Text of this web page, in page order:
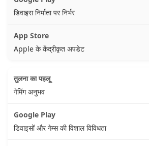
डिवाइस निर्माता पर निर्भर
Apple के केंद्रीकृत अपडेट
गेमिंग अनुभव
डिवाइसों और गेम्स की विशाल विविधता